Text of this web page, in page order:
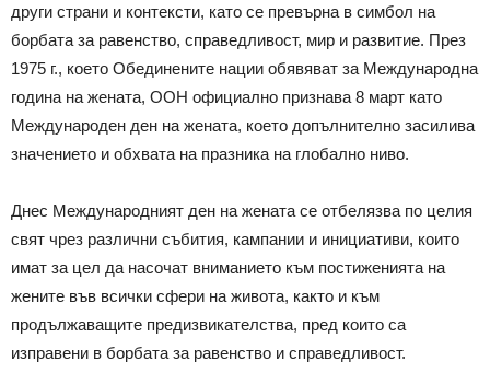
други страни и контексти, като се превърна в симбол на
борбата за равенство, справедливост, мир и развитие. През
1975 г., което Обединените нации обявяват за Международна
година на жената, ООН официално признава 8 март като
Международен ден на жената, което допълнително засилива
значението и обхвата на празника на глобално ниво.
Днес Международният ден на жената се отбелязва по целия
свят чрез различни събития, кампании и инициативи, които
имат за цел да насочат вниманието към постиженията на
жените във всички сфери на живота, както и към
продължаващите предизвикателства, пред които са
изправени в борбата за равенство и справедливост.